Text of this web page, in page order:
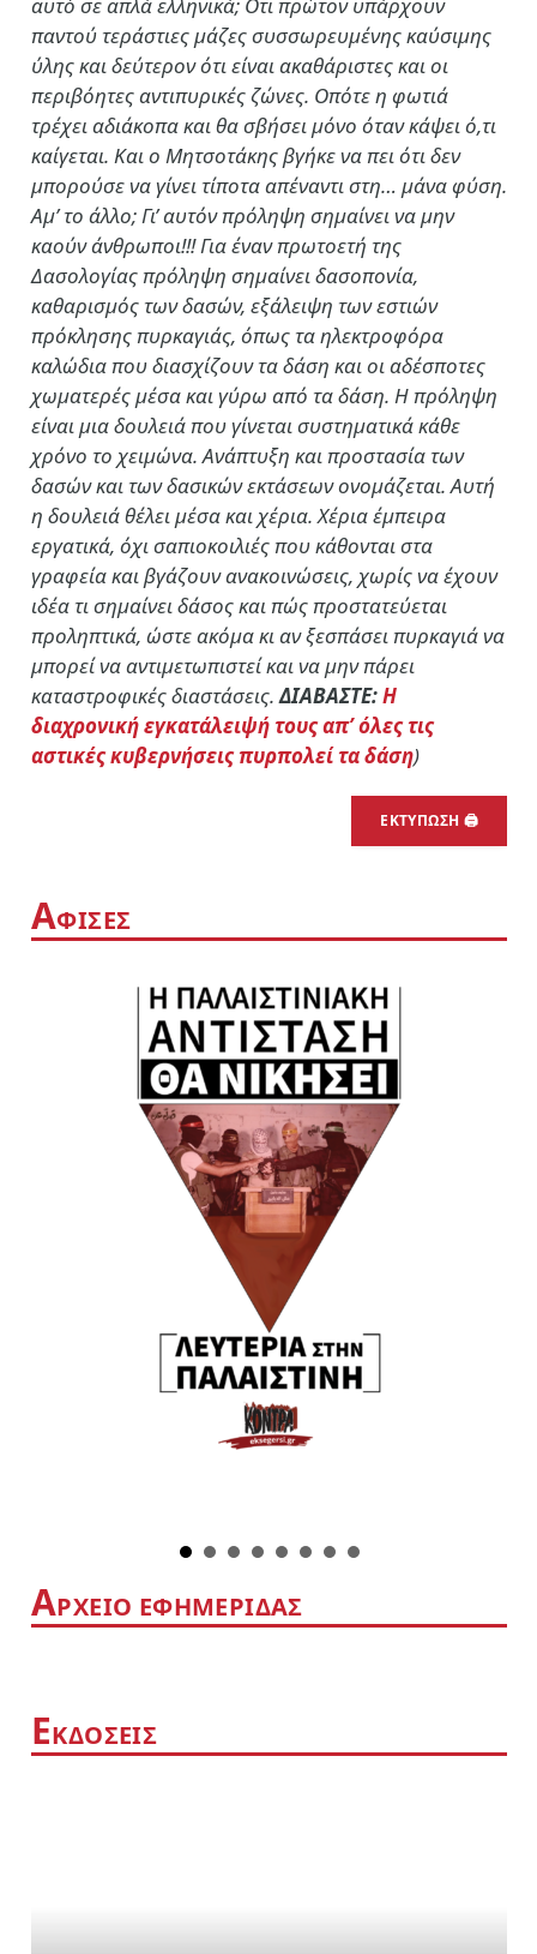
παντού τεράστιες μάζες συσσωρευμένης καύσιμης
ύλης και δεύτερον ότι είναι ακαθάριστες και οι
περιβόητες αντιπυρικές ζώνες. Οπότε η φωτιά
τρέχει αδιάκοπα και θα σβήσει μόνο όταν κάψει ό,τι
καίγεται. Και ο Μητσοτάκης βγήκε να πει ότι δεν
μπορούσε να γίνει τίποτα απέναντι στη… μάνα φύση.
Αμ’ το άλλο; Γι’ αυτόν πρόληψη σημαίνει να μην
καούν άνθρωποι!!! Για έναν πρωτοετή της
Δασολογίας πρόληψη σημαίνει δασοπονία,
καθαρισμός των δασών, εξάλειψη των εστιών
πρόκλησης πυρκαγιάς, όπως τα ηλεκτροφόρα
καλώδια που διασχίζουν τα δάση και οι αδέσποτες
χωματερές μέσα και γύρω από τα δάση. Η πρόληψη
είναι μια δουλειά που γίνεται συστηματικά κάθε
χρόνο το χειμώνα. Ανάπτυξη και προστασία των
δασών και των δασικών εκτάσεων ονομάζεται. Αυτή
η δουλειά θέλει μέσα και χέρια. Χέρια έμπειρα
εργατικά, όχι σαπιοκοιλιές που κάθονται στα
γραφεία και βγάζουν ανακοινώσεις, χωρίς να έχουν
ιδέα τι σημαίνει δάσος και πώς προστατεύεται
προληπτικά, ώστε ακόμα κι αν ξεσπάσει πυρκαγιά να
μπορεί να αντιμετωπιστεί και να μην πάρει
καταστροφικές διαστάσεις.ΔΙΑΒΑΣΤΕ:Η
διαχρονική εγκατάλειψή τους απ’ όλες τις
αστικές κυβερνήσεις πυρπολεί τα δάση)
ΕΚΤΥΠΩΣΗ 🖨
ΑΦΙΣΕΣ
ΑΡΧΕΙΟ ΕΦΗΜΕΡΙΔΑΣ
ΕΚΔΟΣΕΙΣ